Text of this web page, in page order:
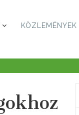
KÖZLEMÉNYEK